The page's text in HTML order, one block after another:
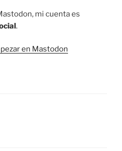
mi cuenta es
.
en Mastodon